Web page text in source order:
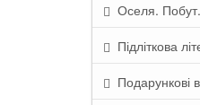
Оселя.
Підліткова
Подарункові